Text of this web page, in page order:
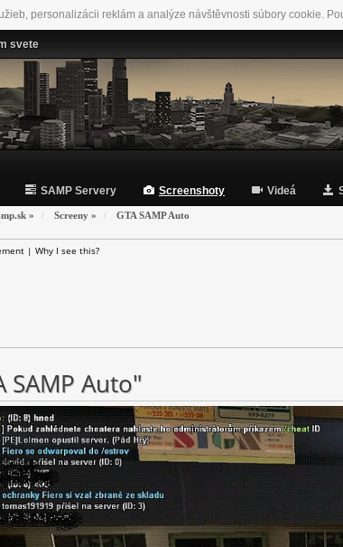
personalizácii reklám a analýze návštěvnosti súbory cookie.
svete
SAMP Servery Screenshoty Videá
» Screeny » GTA SAMP Auto
| Why I see this?
SAMP Auto"